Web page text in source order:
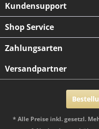
Kundensupport
Shop Service
Zahlungsarten
Versandpartner
* Alle Preise inkl. gesetzl.